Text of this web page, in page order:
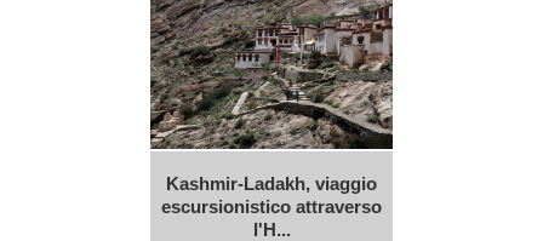
Kashmir-Ladakh, viaggio
escursionistico attraverso
l'H...